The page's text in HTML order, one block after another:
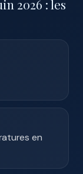
2026 : les
en